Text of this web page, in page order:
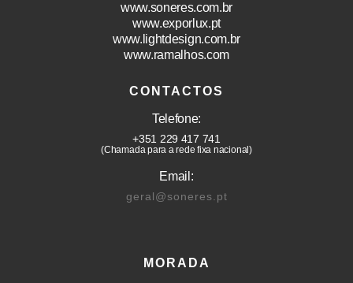
www.soneres.com.br
www.exporlux.pt
www.lightdesign.com.br
www.ramalhos.com
CONTACTOS
Telefone:
+351 229 417 741
(Chamada para a rede fixa nacional)
Email:
geral@soneres.pt
MORADA